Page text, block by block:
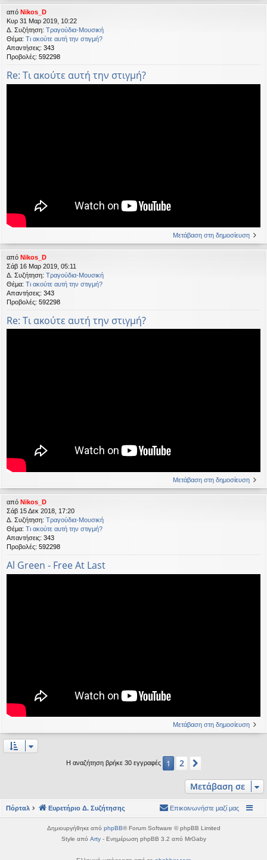
από Nikos_D
Κυρ 31 Μαρ 2019, 10:22
Δ. Συζήτηση: Τραγούδια-Μουσική
Θέμα: Τι ακούτε αυτή την στιγμή?
Απαντήσεις: 343
Προβολές: 592298
Re: Τι ακούτε αυτή την στιγμή?
Μετάβαση στη δημοσίευση
από Nikos_D
Σάβ 16 Μαρ 2019, 05:11
Δ. Συζήτηση: Τραγούδια-Μουσική
Θέμα: Τι ακούτε αυτή την στιγμή?
Απαντήσεις: 343
Προβολές: 592298
Re: Τι ακούτε αυτή την στιγμή?
Μετάβαση στη δημοσίευση
από Nikos_D
Σάβ 15 Δεκ 2018, 17:20
Δ. Συζήτηση: Τραγούδια-Μουσική
Θέμα: Τι ακούτε αυτή την στιγμή?
Απαντήσεις: 343
Προβολές: 592298
Al Green - Free At Last
Μετάβαση στη δημοσίευση
Η αναζήτηση βρήκε 30 εγγραφές 1 2
Μετάβαση σε
Πόρταλ Ευρετήριο Δ. Συζήτησης Επικοινωνήστε μαζί μας
Δημιουργήθηκε από phpBB® Forum Software © phpBB Limited
Style από Arty- Ενημέρωση phpBB 3.2 από MrGaby